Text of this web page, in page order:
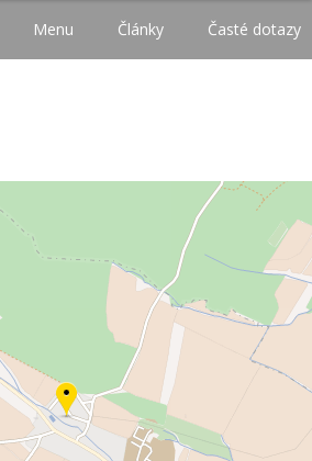
Menu Články Časté dotazy